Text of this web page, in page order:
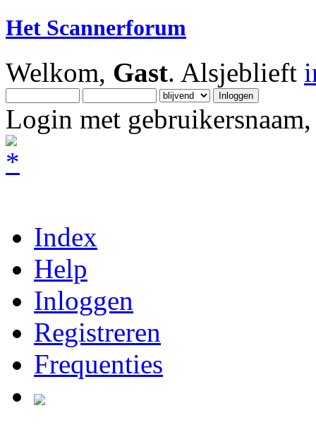
Het Scannerforum
Welkom, Gast. Alsjeblieft
Login met
Index
Help
Inloggen
Registreren
Frequenties